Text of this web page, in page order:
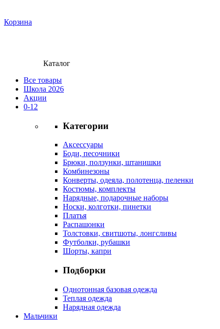
Корзина
Каталог
Все товары
Школа 2026
Акции
0-12
Категории
Аксессуары
Боди, песочники
Брюки, ползунки, штанишки
Комбинезоны
Конверты, одеяла, полотенца, пеленки
Костюмы, комплекты
Нарядные, подарочные наборы
Носки, колготки, пинетки
Платья
Распашонки
Толстовки, свитшоты, лонгсливы
Футболки, рубашки
Шорты, капри
Подборки
Однотонная базовая одежда
Теплая одежда
Нарядная одежда
Мальчики